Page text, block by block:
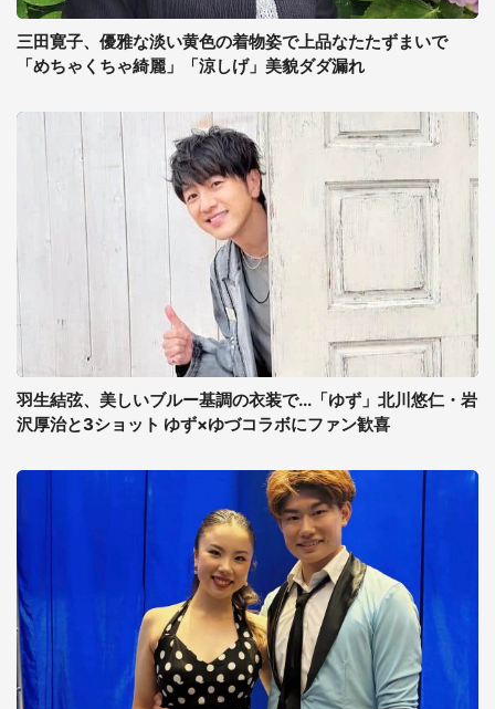
三田寛子、優雅な淡い黄色の着物姿で上品なたたずまいで
「めちゃくちゃ綺麗」「涼しげ」美貌ダダ漏れ
羽生結弦、美しいブルー基調の衣装で...「ゆず」北川悠仁・岩
沢厚治と3ショット ゆず×ゆづコラボにファン歓喜